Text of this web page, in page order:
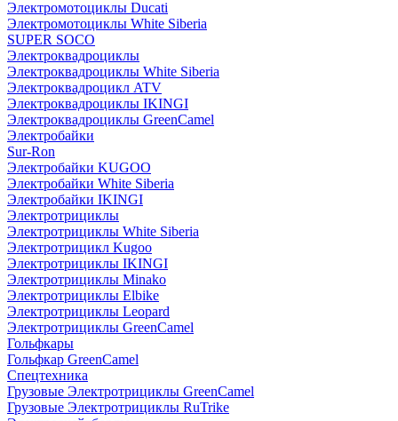
Электромотоциклы Ducati
Электромотоциклы White Siberia
SUPER SOCO
Электроквадроциклы
Электроквадроциклы White Siberia
Электроквадроцикл ATV
Электроквадроциклы IKINGI
Электроквадроциклы GreenCamel
Электробайки
Sur-Ron
Электробайки KUGOO
Электробайки White Siberia
Электробайки IKINGI
Электротрициклы
Электротрициклы White Siberia
Электротрицикл Kugoo
Электротрициклы IKINGI
Электротрициклы Minako
Электротрициклы Elbike
Электротрициклы Leopard
Электротрициклы GreenCamel
Гольфкары
Гольфкар GreenCamel
Спецтехника
Грузовые Электротрициклы GreenCamel
Грузовые Электротрициклы RuTrike